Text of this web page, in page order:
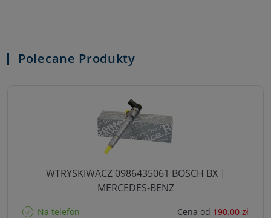
Polecane Produkty
WTRYSKIWACZ 0986435061 BOSCH BX |
MERCEDES-BENZ
Na telefon Cena od 190.00 zł